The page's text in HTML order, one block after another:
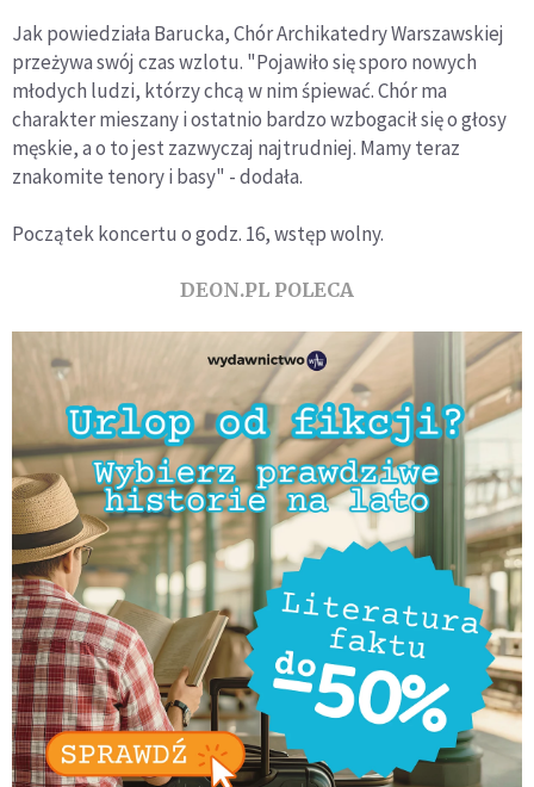
Jak powiedziała Barucka, Chór Archikatedry Warszawskiej
przeżywa swój czas wzlotu. "Pojawiło się sporo nowych
młodych ludzi, którzy chcą w nim śpiewać. Chór ma
charakter mieszany i ostatnio bardzo wzbogacił się o głosy
męskie, a o to jest zazwyczaj najtrudniej. Mamy teraz
znakomite tenory i basy" - dodała.
Początek koncertu o godz. 16, wstęp wolny.
DEON.PL POLECA